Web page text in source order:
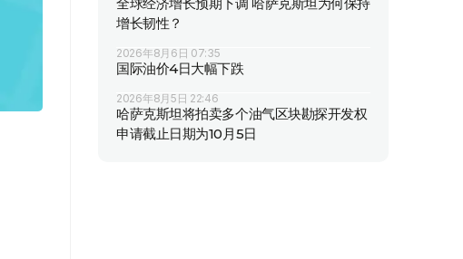
增长韧性？
2026年8月6日 07:35
国际油价4日大幅下跌
2026年8月5日 22:46
哈萨克斯坦将拍卖多个油气区块勘探开发权
申请截止日期为10月5日